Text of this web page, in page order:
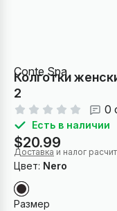
Conte Spa
Колготки
2
0
Есть в наличии
$20.99
Доставка и налог
Цвет: Nero
Размер